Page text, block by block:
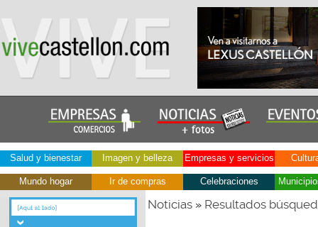
Salud y bienestar Imagen y belleza Empresas y servicios
Mundo hogar Ir de compras Celebraciones
Noticias» Resultados